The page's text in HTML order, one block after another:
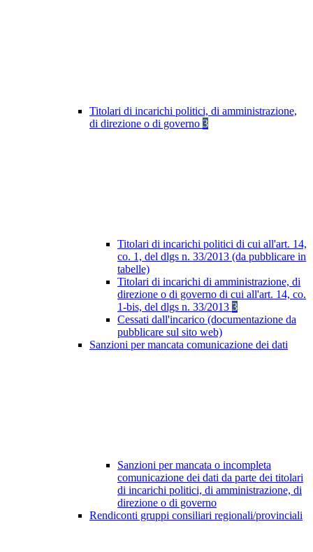
Titolari di incarichi politici, di amministrazione,
di direzione o di governo 3
Titolari di incarichi politici di cui all'art. 14,
co. 1, del dlgs n. 33/2013 (da pubblicare in
tabelle)
Titolari di incarichi di amministrazione, di
direzione o di governo di cui all'art. 14, co.
1-bis, del dlgs n. 33/2013 3
Cessati dall'incarico (documentazione da
pubblicare sul sito web)
Sanzioni per mancata comunicazione dei dati
Sanzioni per mancata o incompleta
comunicazione dei dati da parte dei titolari
di incarichi politici, di amministrazione, di
direzione o di governo
Rendiconti gruppi consiliari regionali/provinciali